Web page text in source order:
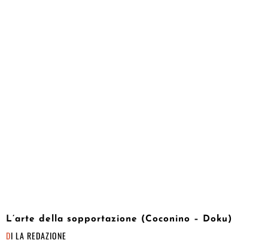
L’arte della sopportazione (Coconino – Doku)
DI LA REDAZIONE